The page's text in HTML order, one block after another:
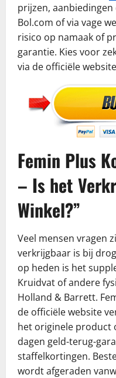
prijzen,
Bol.com of via vage
risico op namaak of
garantie. Kies voor
via de officiële
Femin Plus
– Is het
Winkel?”
Veel mensen vragen
verkrijgbaar is bij
op heden is het
Kruidvat of andere
Holland & Barrett.
de officiële website
het originele product
dagen geld-terug-
staffelkortingen.
wordt afgeraden